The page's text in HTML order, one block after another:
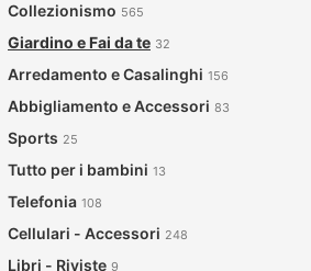
Collezionismo 565
Giardino e Fai da te 32
Arredamento e Casalinghi 156
Abbigliamento e Accessori 83
Sports 25
Tutto per i bambini 13
Telefonia 108
Cellulari - Accessori 248
Libri - Riviste 9